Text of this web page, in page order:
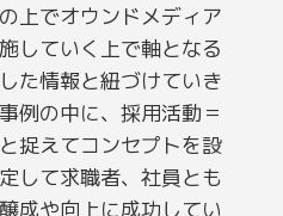
上でオウンドメディア
していく上で軸となる
た情報と紐づけていき
例の中に、採用活動＝
捉えてコンセプトを設
して求職者、社員とも
成や向上に成功してい